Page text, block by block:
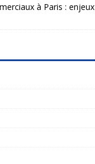
à Paris : enjeux